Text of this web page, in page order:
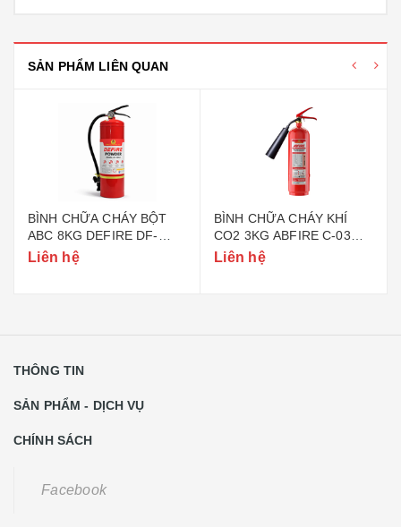
SẢN PHẨM LIÊN QUAN
BÌNH CHỮA CHÁY BỘT
ABC 8KG DEFIRE DF-
ABC8 (BỘ CÔNG AN)
Liên hệ
BÌNH CHỮA CHÁY KHÍ
CO2 3KG ABFIRE C-03
(TEM BỘ CÔNG AN)
Liên hệ
THÔNG TIN
SẢN PHẨM - DỊCH VỤ
CHÍNH SÁCH
Facebook